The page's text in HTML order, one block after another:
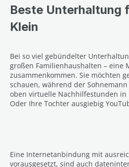
Beste Unterhaltung
Klein
Bei so viel gebündelter
großen Familienhaushalten – eine
zusammenkommen. Sie möchten
schauen, während der
oben virtuelle Nachhilfestunden in
Oder Ihre Tochter ausgiebig
Eine Internetanbindung mit
vorausgesetzt, sind auch